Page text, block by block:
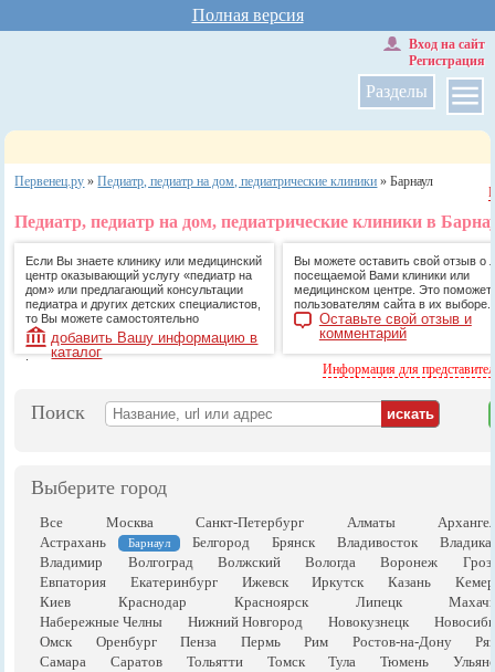
Полная версия
Разделы
Вход на сайт
Регистрация
Первенец.ру »Педиатр, педиатр на дом, педиатрические клиники »Барнаул
Педиатр, педиатр на дом, педиатрические клиники в
Если Вы знаете клинику или медицинский
центр оказывающий услугу «педиатр на
дом» или предлагающий консультации
педиатра и других детских специалистов,
то Вы можете самостоятельно
добавить Вашу информацию в
каталог
.
Вы можете оставить свой отзыв о
посещаемой Вами клиники или
медицинском центре. Это поможет
пользователям сайта в их выборе.
Оставьте свой отзыв и
комментарий
Информация для
Поиск
Выберите город
Все Москва Санкт-Петербург Алматы
Астрахань
Барнаул Белгород Брянск Владивосток
Владимир
Волгоград Волжский Вологда Воронеж
Евпатория
Екатеринбург Ижевск Иркутск Казань
Киев
Краснодар Красноярск Липецк
Набережные Челны
Нижний Новгород Новокузнецк
Омск
Оренбург Пенза Пермь Рим Ростов-на-Дону
Самара
Саратов Тольятти Томск Тула Тюмень